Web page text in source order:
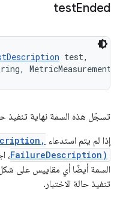
testEnded
test,
تسجّل هذه السمة نهاية تنفيذ
إذا لم يتم استدعاء
FailureDescription)،
السمة أيضًا أي مقاييس على شكل
تنفيذ حالة الاختبار.